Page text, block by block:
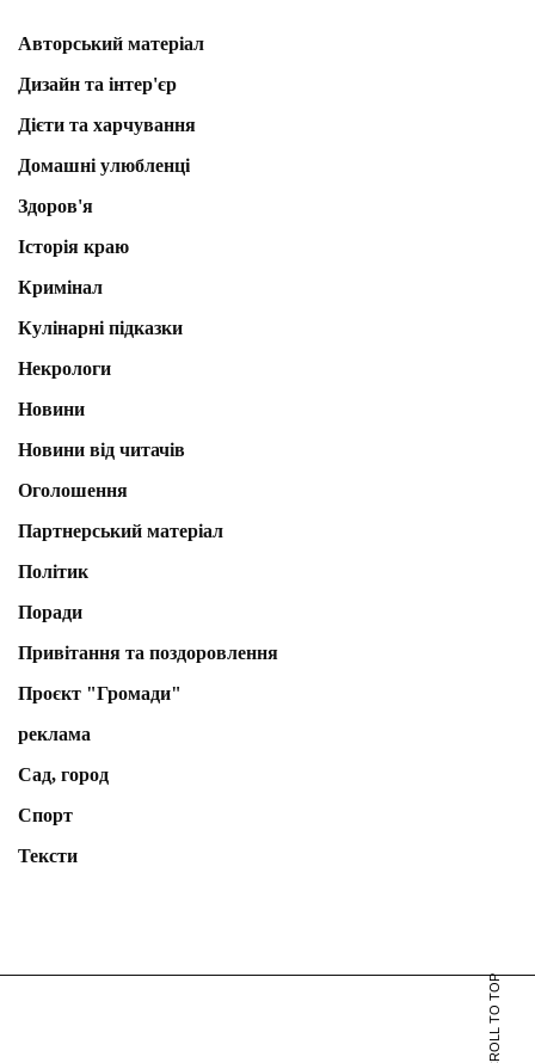
Авторський матеріал
Дизайн та інтер'єр
Дієти та харчування
Домашні улюбленці
Здоров'я
Історія краю
Кримінал
Кулінарні підказки
Некрологи
Новини
Новини від читачів
Оголошення
Партнерський матеріал
Політик
Поради
Привітання та поздоровлення
Проєкт "Громади"
реклама
Сад, город
Спорт
Тексти
SCROLL TO TOP